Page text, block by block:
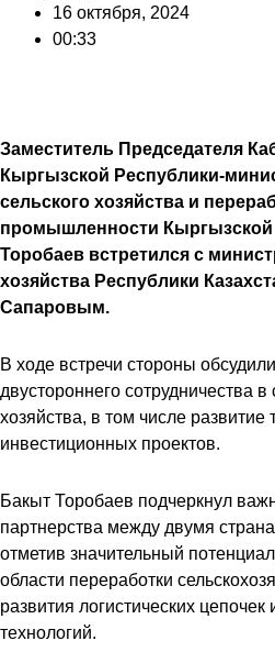
16 октября, 2024
00:33
Заместитель Председателя
Кыргызской Республики-
сельского хозяйства и
промышленности
Торобаев встретился с
хозяйства Республики
Сапаровым.
В ходе встречи стороны
двустороннего сотрудничества
хозяйства, в том числе
инвестиционных проектов.
Бакыт Торобаев подчеркнул
партнерства между двумя
отметив значительный
области переработки
развития логистических
технологий.